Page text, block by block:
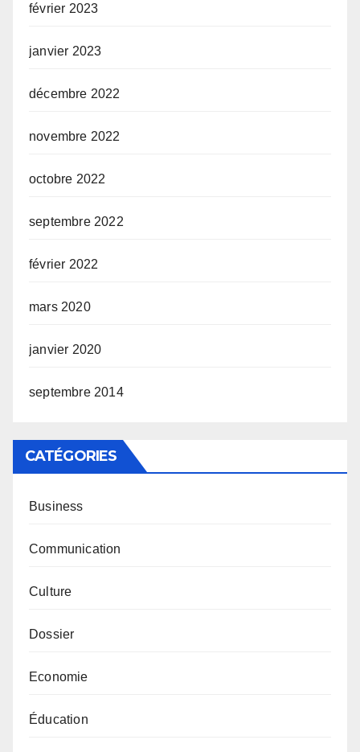
février 2023
janvier 2023
décembre 2022
novembre 2022
octobre 2022
septembre 2022
février 2022
mars 2020
janvier 2020
septembre 2014
CATÉGORIES
Business
Communication
Culture
Dossier
Economie
Éducation